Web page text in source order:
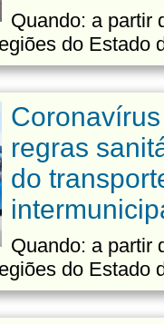
Quando: a partir
do Estado
regras
do
Quando: a partir
do Estado